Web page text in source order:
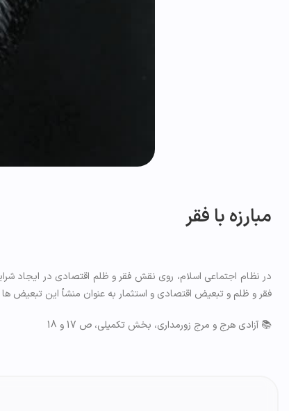
مبارزه با فقر
در نظام اجتماعی اسلام، روی نقش فقر و ظلم اقتصادی در ایجاد
فقر و ظلم و تبعیض اقتصادی و استثمار به عنوان منشأ این تبعیض
📚 آزادی هرج و مرج زورمداری، بخش تکمیلی، ص 17 و 18